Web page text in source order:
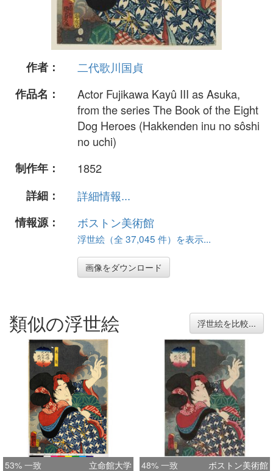
作者：
二代歌川国貞
作品名：
Actor Fujikawa Kayû III as Asuka,
from the series The Book of the Eight
Dog Heroes (Hakkenden inu no sôshi
no uchi)
制作年：
1852
詳細：
詳細情報...
情報源：
ボストン美術館
浮世絵（全 37,045 件）を表示...
画像をダウンロード
類似の浮世絵 浮世絵を比較...
53% 一致 立命館大学 48% 一致 ボストン美術館